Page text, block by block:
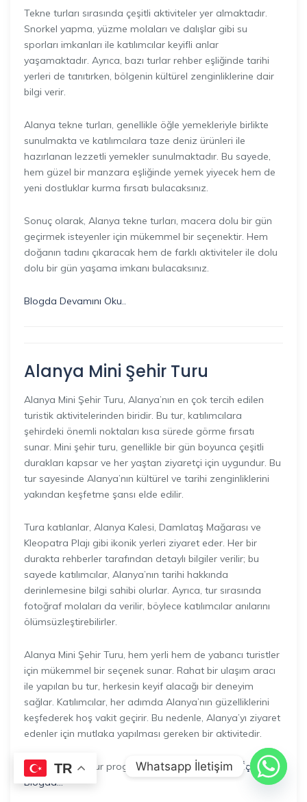
Tekne turları sırasında çeşitli aktiviteler yer almaktadır.
Snorkel yapma, yüzme molaları ve dalışlar gibi su
sporları imkanları ile katılımcılar keyifli anlar
yaşamaktadır. Ayrıca, bazı turlar rehber eşliğinde tarihi
yerleri de tanıtırken, bölgenin kültürel zenginliklerine dair
bilgi verir.
Alanya tekne turları, genellikle öğle yemekleriyle birlikte
sunulmakta ve katılımcılara taze deniz ürünleri ile
hazırlanan lezzetli yemekler sunulmaktadır. Bu sayede,
hem güzel bir manzara eşliğinde yemek yiyecek hem de
yeni dostluklar kurma fırsatı bulacaksınız.
Sonuç olarak, Alanya tekne turları, macera dolu bir gün
geçirmek isteyenler için mükemmel bir seçenektir. Hem
doğanın tadını çıkaracak hem de farklı aktiviteler ile dolu
dolu bir gün yaşama imkanı bulacaksınız.
Blogda Devamını Oku..
Alanya Mini Şehir Turu
Alanya Mini Şehir Turu, Alanya’nın en çok tercih edilen
turistik aktivitelerinden biridir. Bu tur, katılımcılara
şehirdeki önemli noktaları kısa sürede görme fırsatı
sunar. Mini şehir turu, genellikle bir gün boyunca çeşitli
durakları kapsar ve her yaştan ziyaretçi için uygundur. Bu
tur sayesinde Alanya’nın kültürel ve tarihi zenginliklerini
yakından keşfetme şansı elde edilir.
Tura katılanlar, Alanya Kalesi, Damlataş Mağarası ve
Kleopatra Plajı gibi ikonik yerleri ziyaret eder. Her bir
durakta rehberler tarafından detaylı bilgiler verilir; bu
sayede katılımcılar, Alanya’nın tarihi hakkında
derinlemesine bilgi sahibi olurlar. Ayrıca, tur sırasında
fotoğraf molaları da verilir, böylece katılımcılar anılarını
ölümsüzleştirebilirler.
Alanya Mini Şehir Turu, hem yerli hem de yabancı turistler
için mükemmel bir seçenek sunar. Rahat bir ulaşım aracı
ile yapılan bu tur, herkesin keyif alacağı bir deneyim
sağlar. Katılımcılar, her adımda Alanya’nın güzelliklerini
keşfederek hoş vakit geçirir. Bu nedenle, Alanya’yı ziyaret
edenler için mutlaka yapılması gereken bir aktivitedir.
Detaylı bilgi ve tur programı içinDaha Fazla Bilgi İçin
Blogda…
TR Whatsapp İletişim